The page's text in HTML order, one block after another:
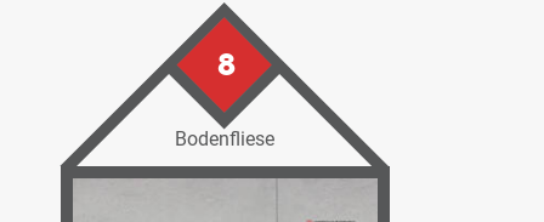
8
Bodenfliese